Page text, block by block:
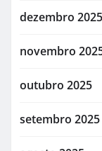
dezembro 2025
novembro
outubro 2025
setembro 2025